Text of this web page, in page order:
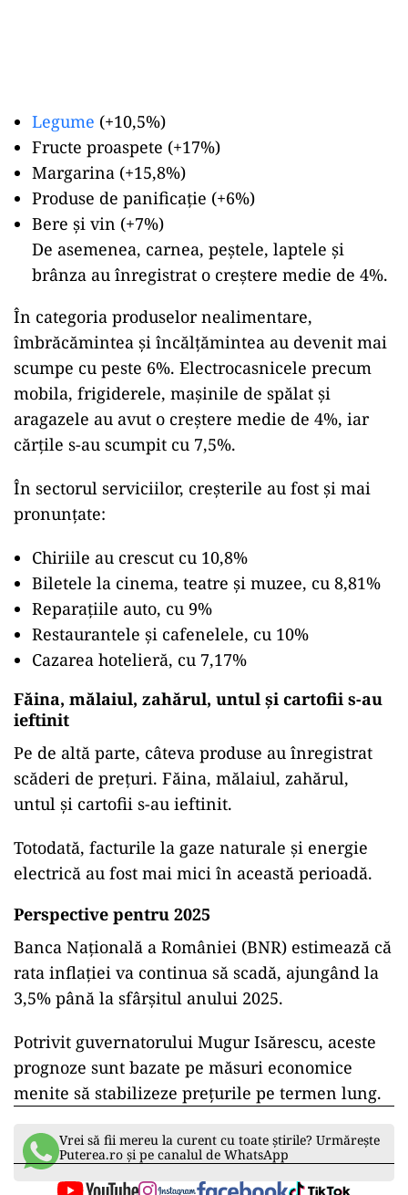
Legume (+10,5%)
Fructe proaspete (+17%)
Margarina (+15,8%)
Produse de panificație (+6%)
Bere și vin (+7%)
De asemenea, carnea, peștele, laptele și
brânza au înregistrat o creștere medie de 4%.
În categoria produselor nealimentare,
îmbrăcămintea și încălțămintea au devenit mai
scumpe cu peste 6%. Electrocasnicele precum
mobila, frigiderele, mașinile de spălat și
aragazele au avut o creștere medie de 4%, iar
cărțile s-au scumpit cu 7,5%.
În sectorul serviciilor, creșterile au fost și mai
pronunțate:
Chiriile au crescut cu 10,8%
Biletele la cinema, teatre și muzee, cu 8,81%
Reparațiile auto, cu 9%
Restaurantele și cafenelele, cu 10%
Cazarea hotelieră, cu 7,17%
Făina, mălaiul, zahărul, untul și cartofii s-au
ieftinit
Pe de altă parte, câteva produse au înregistrat
scăderi de prețuri. Făina, mălaiul, zahărul,
untul și cartofii s-au ieftinit.
Totodată, facturile la gaze naturale și energie
electrică au fost mai mici în această perioadă.
Perspective pentru 2025
Banca Națională a României (BNR) estimează că
rata inflației va continua să scadă, ajungând la
3,5% până la sfârșitul anului 2025.
Potrivit guvernatorului Mugur Isărescu, aceste
prognoze sunt bazate pe măsuri economice
menite să stabilizeze prețurile pe termen lung.
Vrei să fii mereu la curent cu toate știrile? Urmărește
Puterea.ro și pe canalul de WhatsApp